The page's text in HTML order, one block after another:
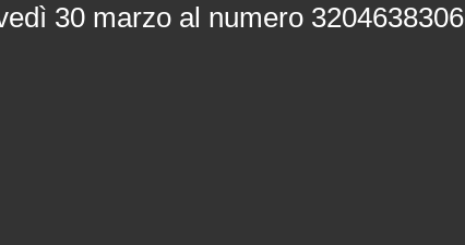
30 marzo al numero 3204638306